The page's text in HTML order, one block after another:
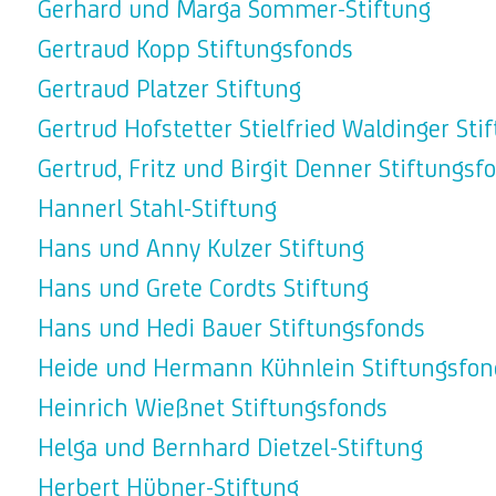
Gerhard und Marga Sommer-Stiftung
Gertraud Kopp Stiftungsfonds
Gertraud Platzer Stiftung
Gertrud Hofstetter Stielfried Waldinger
Gertrud, Fritz und Birgit Denner
Hannerl Stahl-Stiftung
Hans und Anny Kulzer Stiftung
Hans und Grete Cordts Stiftung
Hans und Hedi Bauer Stiftungsfonds
Heide und Hermann Kühnlein
Heinrich Wießnet Stiftungsfonds
Helga und Bernhard Dietzel-Stiftung
Herbert Hübner-Stiftung